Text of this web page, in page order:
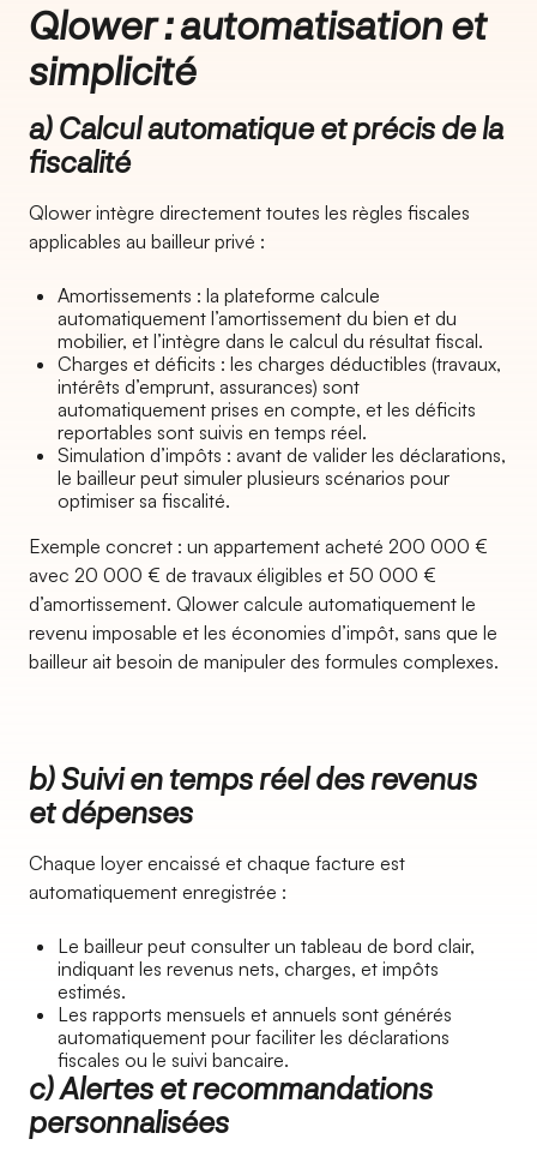
Qlower : automatisation et
simplicité
a) Calcul automatique et précis de la
fiscalité
Qlower intègre directement toutes les règles fiscales
applicables au bailleur privé :
Amortissements : la plateforme calcule
automatiquement l’amortissement du bien et du
mobilier, et l’intègre dans le calcul du résultat fiscal.
Charges et déficits : les charges déductibles (travaux,
intérêts d’emprunt, assurances) sont
automatiquement prises en compte, et les déficits
reportables sont suivis en temps réel.
Simulation d’impôts : avant de valider les déclarations,
le bailleur peut simuler plusieurs scénarios pour
optimiser sa fiscalité.
Exemple concret : un appartement acheté 200 000 €
avec 20 000 € de travaux éligibles et 50 000 €
d’amortissement. Qlower calcule automatiquement le
revenu imposable et les économies d’impôt, sans que le
bailleur ait besoin de manipuler des formules complexes.
b) Suivi en temps réel des revenus
et dépenses
Chaque loyer encaissé et chaque facture est
automatiquement enregistrée :
Le bailleur peut consulter un tableau de bord clair,
indiquant les revenus nets, charges, et impôts
estimés.
Les rapports mensuels et annuels sont générés
automatiquement pour faciliter les déclarations
fiscales ou le suivi bancaire.
c) Alertes et recommandations
personnalisées